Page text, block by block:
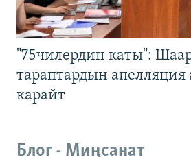
"75чилердин каты":
тараптардын
карайт
Блог - Миңсанат